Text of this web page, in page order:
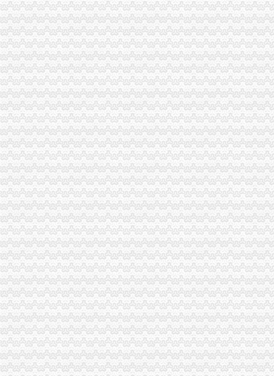
0元注册公司流程
0元注册公司,拼服务也拼价格（上门服务）-南宁58同城
南京0元出资注册公司流程-南京58同城
一元注册公司流程
杭州海外公司注册：公司注册流程及费用-杭州爱问分类
万荣哪有注册公司-公司注册流程及费用-代理公司注册-教育-十堰网
如何一元钱办公司
河南：农民工创业“一元钱”就能创办企_创业聚合信息_开店之家
一元钱办公司,你动心了吗？_宁宁妈咪_天涯问答_天涯社区
一元注册公司
1元钱真的能注册公司吗？1元怎么注册公司_上海誉胜注册公司
一元注册公司-深圳市潮鼎盛企业管理有限公司
1元注册公司
1元注册公司所带来的股权分红问题_会计服务_会员交流_会计科普论坛
1元钱就能注册公司是真的吗？_搜狐财经_搜狐网
0元注册公司
合肥市0元注册公司+送网站+提供注册地址全程上门-合肥58同城
0元注册公司你准备好创业了吗？_服装品牌_中国加盟网
免费注册公司
【免费公司注册代理记账资质认证长春免费代办公司注册科提供地址
免费注册公司是真的啦不信你试试【今日推荐网-广州工商/税务/财务】
重庆一元注册公司
重庆注册一个实业公司需要多少资金.涉及到房地产开发类的--找法网
重庆一小伙花万元抢注百余域名六年没卖出一个-抢注,域名,脱手-新闻
重庆0元注册公司
【天津恩华企业孵化器有限公司_科技型企业直补2万虚拟0元注册】-
盈重庆时时2期计划表_盈重庆时时2期计划表【票公司】
重庆免费注册公司
重庆代帐|重庆公司注册-重庆财务/审计/注册-重庆招贴网